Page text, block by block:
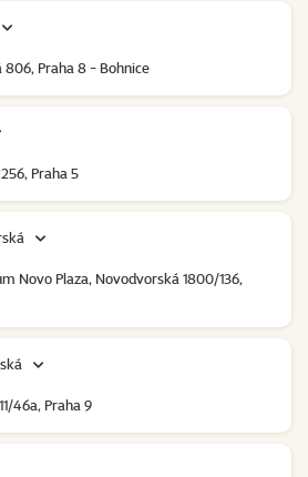
806, Praha 8 - Bohnice
Praha 5
Novo Plaza, Novodvorská 1800/136,
46a, Praha 9